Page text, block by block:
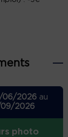
06/2026 au
09/2026
photo